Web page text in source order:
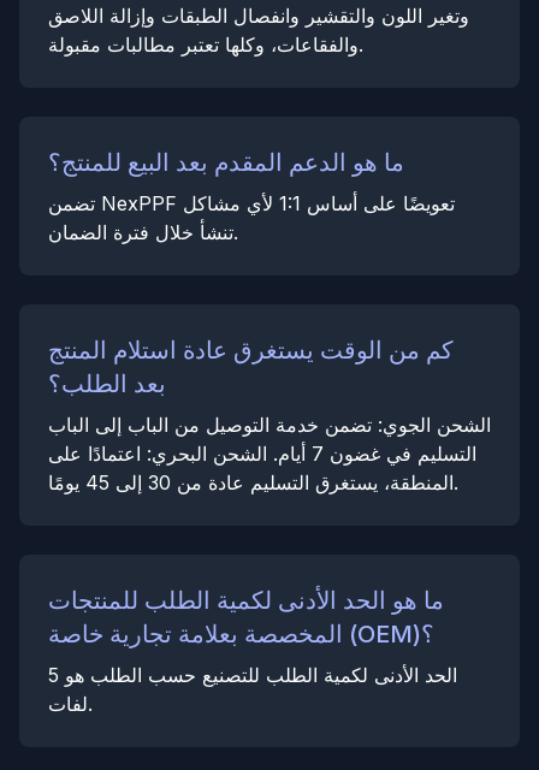
وتغير اللون والتقشير وانفصال الطبقات وإزالة اللاصق
والفقاعات، وكلها تعتبر مطالبات مقبولة.
ما هو الدعم المقدم بعد البيع للمنتج؟
تضمن NexPPF تعويضًا على أساس 1:1 لأي مشاكل
تنشأ خلال فترة الضمان.
كم من الوقت يستغرق عادة استلام المنتج
بعد الطلب؟
الشحن الجوي: تضمن خدمة التوصيل من الباب إلى الباب
التسليم في غضون 7 أيام. الشحن البحري: اعتمادًا على
المنطقة، يستغرق التسليم عادة من 30 إلى 45 يومًا.
ما هو الحد الأدنى لكمية الطلب للمنتجات
المخصصة بعلامة تجارية خاصة (OEM)؟
الحد الأدنى لكمية الطلب للتصنيع حسب الطلب هو 5
لفات.